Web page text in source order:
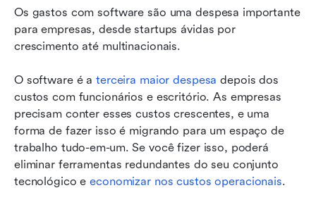
Os gastos com software são uma despesa importante
para empresas, desde startups ávidas por
crescimento até multinacionais.
O software é a terceira maior despesa depois dos
custos com funcionários e escritório. As empresas
precisam conter esses custos crescentes, e uma
forma de fazer isso é migrando para um espaço de
trabalho tudo-em-um. Se você fizer isso, poderá
eliminar ferramentas redundantes do seu conjunto
tecnológico e economizar nos custos operacionais.
Coda vs. Notion: Qual deles você deve
escolher?